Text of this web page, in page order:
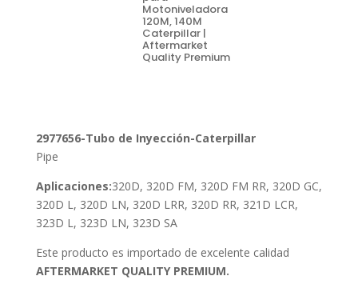
Motoniveladora
120M, 140M
Caterpillar |
Aftermarket
Quality Premium
2977656-Tubo de Inyección-Caterpillar
Pipe
Aplicaciones:320D, 320D FM, 320D FM RR, 320D GC,
320D L, 320D LN, 320D LRR, 320D RR, 321D LCR,
323D L, 323D LN, 323D SA
Este producto es importado de excelente calidad
AFTERMARKET QUALITY PREMIUM.